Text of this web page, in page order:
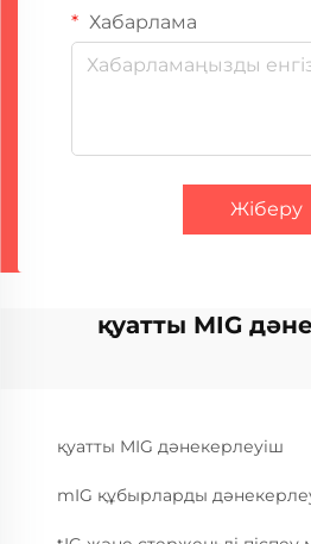
Хабарлама
Жіберу
қуатты MIG
қуатты MIG дәнекерлеуіш
mIG құбырларды